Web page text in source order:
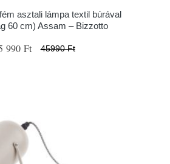
asztali lámpa textil búrával
60 cm) Assam – Bizzotto
990 Ft 45990 Ft